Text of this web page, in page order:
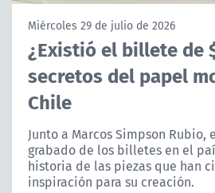
ACTUALIDAD Y TENDENCIAS
CORPORATIVO Y TRANSPARENCIA
CANAL DE DENUNCIAS
ÁREA DE PROYECTOS
Miércoles 29 de julio de 2026
¿Existió el billete de
secretos del papel
Chile
Junto a Marcos Simpson
grabado de los billetes en el
historia de las piezas que han
inspiración para su creación.